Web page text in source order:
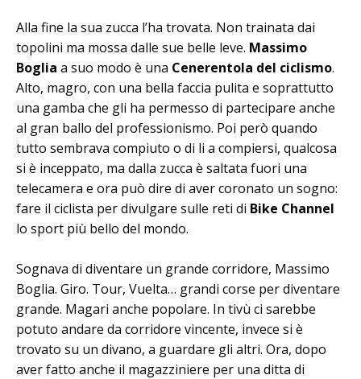
Alla fine la sua zucca l’ha trovata. Non trainata dai
topolini ma mossa dalle sue belle leve. Massimo
Boglia a suo modo è una Cenerentola del ciclismo.
Alto, magro, con una bella faccia pulita e soprattutto
una gamba che gli ha permesso di partecipare anche
al gran ballo del professionismo. Poi però quando
tutto sembrava compiuto o di li a compiersi, qualcosa
si è inceppato, ma dalla zucca è saltata fuori una
telecamera e ora può dire di aver coronato un sogno:
fare il ciclista per divulgare sulle reti di Bike Channel
lo sport più bello del mondo.
Sognava di diventare un grande corridore, Massimo
Boglia. Giro. Tour, Vuelta… grandi corse per diventare
grande. Magari anche popolare. In tivù ci sarebbe
potuto andare da corridore vincente, invece si è
trovato su un divano, a guardare gli altri. Ora, dopo
aver fatto anche il magazziniere per una ditta di